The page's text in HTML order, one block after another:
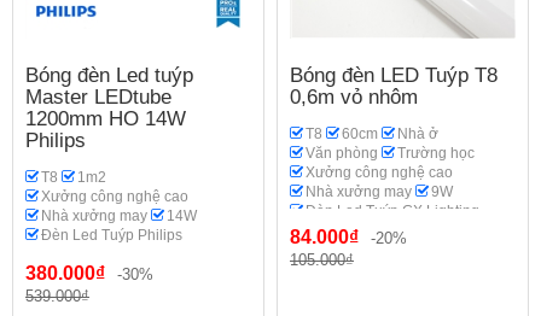
Bóng đèn Led tuýp
Master LEDtube
1200mm HO 14W
Philips
T8
1m2
Xưởng công nghệ cao
Nhà xưởng may
14W
Đèn Led Tuýp Philips
380.000₫
-30%
539.000₫
Bóng đèn LED Tuýp T8
0,6m vỏ nhôm
T8 60cm
Nhà ở
Văn phòng
Trường học
Xưởng công nghệ cao
Nhà xưởng may
9W
Đèn Led Tuýp GX Lighting
84.000₫
-20%
105.000₫